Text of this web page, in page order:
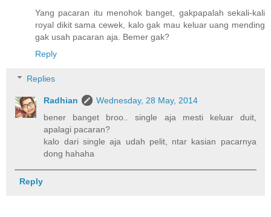
Yang pacaran itu menohok banget, gakpapalah sekali-kali
royal dikit sama cewek, kalo gak mau keluar uang mending
gak usah pacaran aja. Bemer gak?
Reply
Replies
Radhian
Wednesday, 28 May, 2014
bener banget broo.. single aja mesti keluar duit,
apalagi pacaran?
kalo dari single aja udah pelit, ntar kasian pacarnya
dong hahaha
Reply